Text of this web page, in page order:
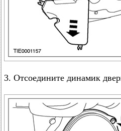
3. Отсоедините динамик